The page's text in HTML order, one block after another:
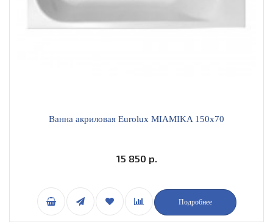
Ванна акриловая Eurolux MIAMIKA 150х70
15 850 р.
Подробнее